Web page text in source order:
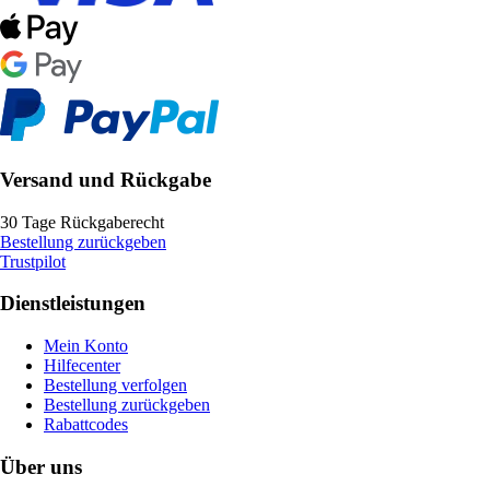
Versand und Rückgabe
30 Tage Rückgaberecht
Bestellung zurückgeben
Trustpilot
Dienstleistungen
Mein Konto
Hilfecenter
Bestellung verfolgen
Bestellung zurückgeben
Rabattcodes
Über uns